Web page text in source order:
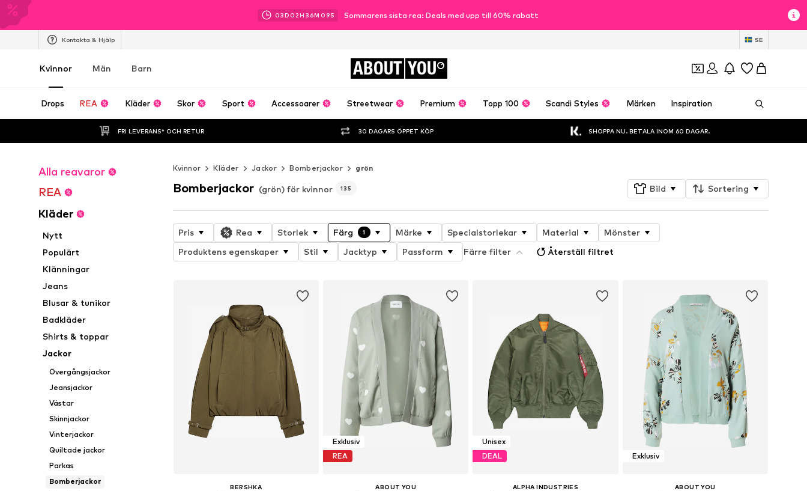
03D 02H 36M 06S Sommarens sista rea: Deals med upp till 60% rabatt
Kontakta & Hjälp SE
Kvinnor Män Barn ABOUT YOU
Drops REA Kläder Skor Sport Accessoarer Streetwear Premium Topp 100 Scandi Styles Märken Inspiration
FRI LEVERANS* OCH RETUR 30 DAGARS ÖPPET KÖP SHOPPA NU. BETALA INOM 60 DAGAR.
Alla reavaror
REA
Kläder
Nytt
Populärt
Klänningar
Jeans
Blusar & tunikor
Badkläder
Shirts & toppar
Jackor
Övergångsjackor
Jeansjackor
Västar
Skinnjackor
Vinterjackor
Quiltade jackor
Parkas
Bomberjackor
Kvinnor Kläder Jackor Bomberjackor grön
Bomberjackor (grön) för kvinnor 135 Bild Sortering
Pris Rea Storlek Färg 1 Märke Specialstorlekar Material
Mönster
Produktens egenskaper
Stil Jacktyp Passform Färre filter Återställ filtret
BERSHKA
Exklusiv
REA
ABOUT YOU
Unisex
DEAL
ALPHA INDUSTRIES
Exklusiv
ABOUT YOU